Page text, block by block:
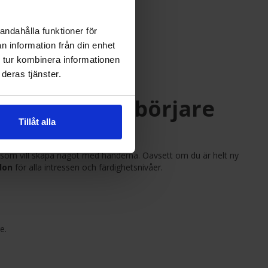
funktioner för
information från din enhet
kombinera informationen
tjänster.
Tillåt alla för nybörjare
vill skapa något med händerna. Oavsett om du är helt ny
för alla intressen och färdighetsnivåer.